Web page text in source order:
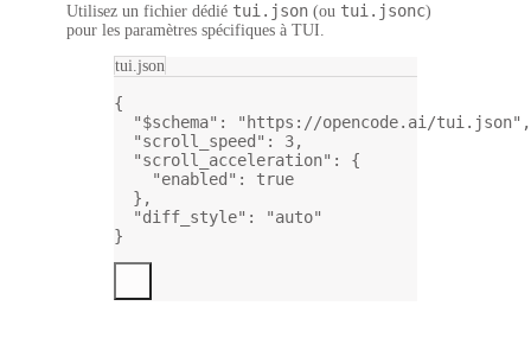
Utilisez un fichier dédié tui.json (ou tui.jsonc)
pour les paramètres spécifiques à TUI.
tui.json
{
"$schema" : "https://opencode.ai/tui.json" ,
"scroll_speed" : 3,
"scroll_acceleration" : {
"enabled" : true
},
"diff_style" :
"auto"
}